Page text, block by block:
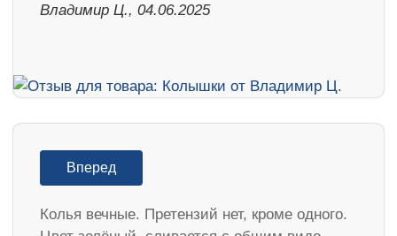
Владимир Ц., 04.06.2025
Вперед
Колья вечные. Претензий нет, кроме одного.